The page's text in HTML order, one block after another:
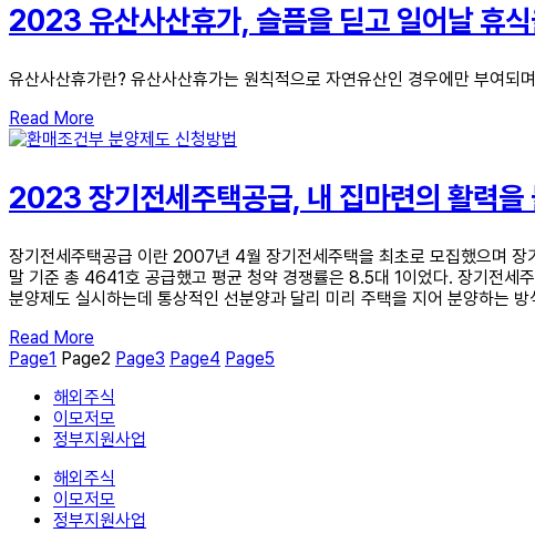
2023 유산사산휴가, 슬픔을 딛고 일어날 휴
유산사산휴가란? 유산사산휴가는 원칙적으로 자연유산인 경우에만 부여되
Read More
2023 장기전세주택공급, 내 집마련의 활력
장기전세주택공급 이란 2007년 4월 장기전세주택을 최초로 모집했으며
말 기준 총 4641호 공급했고 평균 청약 경쟁률은 8.5대 1이었다. 장기전세
분양제도 실시하는데 통상적인 선분양과 달리 미리 주택을 지어 분양하는 방
Read More
Page1 Page2 Page3 Page4 Page5
해외주식
이모저모
정부지원사업
해외주식
이모저모
정부지원사업